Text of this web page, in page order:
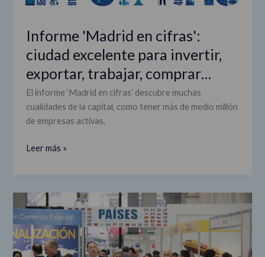
Informe 'Madrid en cifras':
ciudad excelente para invertir,
exportar, trabajar, comprar…
El informe ‘Madrid en cifras’ descubre muchas
cualidades de la capital, como tener más de medio millón
de empresas activas,
Leer más »
Oportunidades
negocio
en